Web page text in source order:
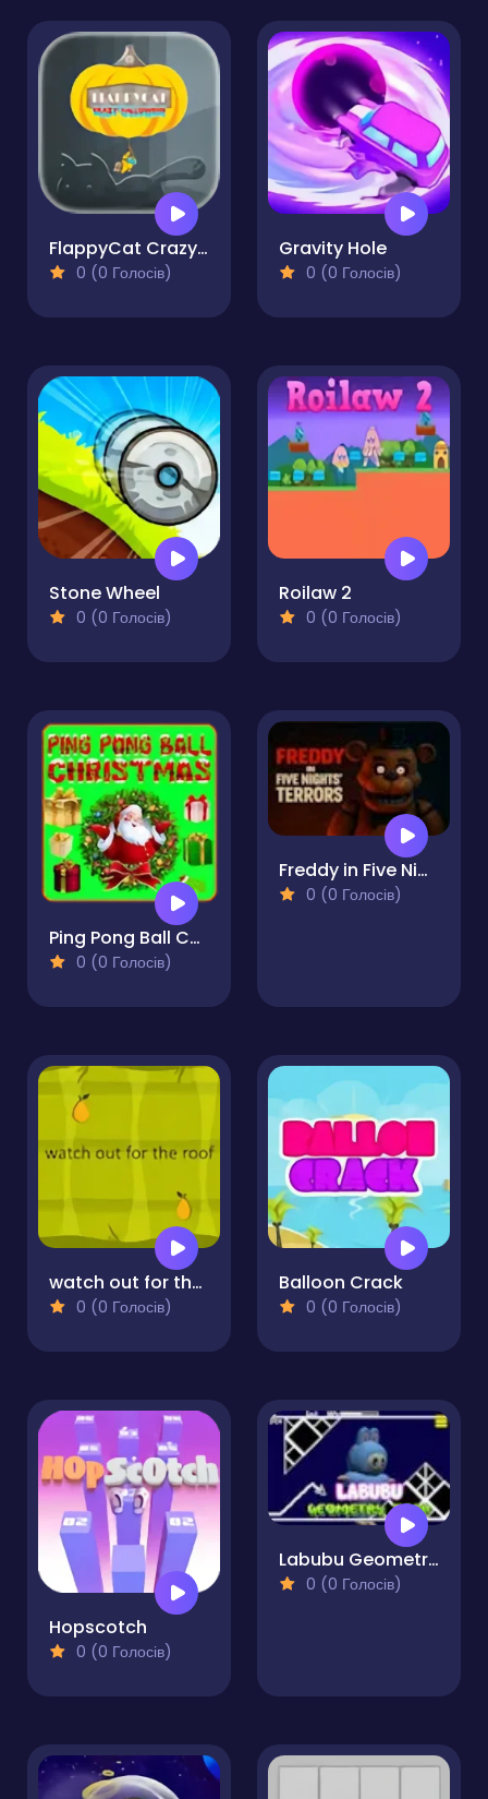
FlappyCat Crazy Halloween
0 (0 Голосів)
Gravity Hole
0 (0 Голосів)
Stone Wheel
0 (0 Голосів)
Roilaw 2
0 (0 Голосів)
Ping Pong Ball Christmas
0 (0 Голосів)
Freddy in Five Nights Terrors
0 (0 Голосів)
watch out for the roof
0 (0 Голосів)
Balloon Crack
0 (0 Голосів)
Hopscotch
0 (0 Голосів)
Labubu Geometry Dash
0 (0 Голосів)